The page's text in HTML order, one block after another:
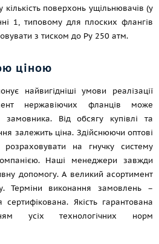
поверхонь ущільнювачів (у
1, типовому для плоских флангів
з тиском до Ру 250 атм.
ціною
найвигідніші умови реалізації
нержавіючих фланців може
замовника. Від обсягу купівлі та
залежить ціна. Здійснюючи оптові
на гнучку систему
Наші менеджери завжди
допомогу. А великий асортимент
Терміни виконання замовлень –
сертифікована. Якість гарантована
усіх технологічних норм